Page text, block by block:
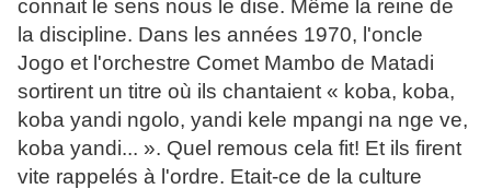
connait le sens nous le dise. Même la reine de
la discipline. Dans les années 1970, l'oncle
Jogo et l'orchestre Comet Mambo de Matadi
sortirent un titre où ils chantaient « koba, koba,
koba yandi ngolo, yandi kele mpangi na nge ve,
koba yandi... ». Quel remous cela fit! Et ils firent
vite rappelés à l'ordre. Etait-ce de la culture